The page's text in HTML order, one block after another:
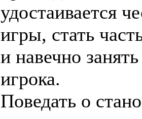
удостаивается
игры, стать
и навечно
игрока.
Поведать о